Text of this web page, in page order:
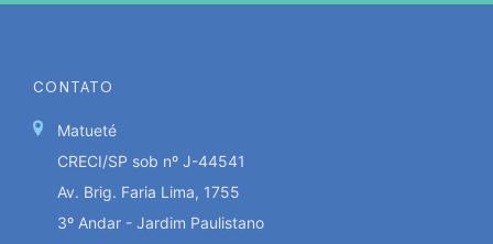
CONTATO
Matueté
CRECI/SP sob nº J-44541
Av. Brig. Faria Lima, 1755
3º Andar - Jardim Paulistano